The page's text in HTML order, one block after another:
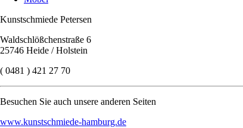
Kunstschmiede Petersen
Waldschlößchenstraße 6
25746 Heide / Holstein
( 0481 ) 421 27 70
Besuchen Sie auch unsere anderen Seiten
www.kunstschmiede-hamburg.de